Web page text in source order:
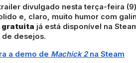
divulgado nesta terça-feira
e, claro, muito humor com
gratuita já está disponível na
de desejos.
a demo de Machick 2na Steam